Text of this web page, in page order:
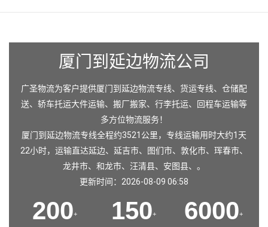
厦门到延边物流公司
广圣物流为客户提供厦门到延边物流专线、货运专线、仓储配
送、轿车托运大件运输、搬厂搬家、行李托运、回程车运输等
多方位物流服务！
厦门到延边物流专线全程约3521公里，专线运输用时大约1天
22小时，运输直达延边、 延吉市、 图们市、 敦化市、 珲春市、
龙井市、 和龙市、 汪清县、 安图县、。
更新时间：2026-08-09 06:58
200+ 150+ 6000+